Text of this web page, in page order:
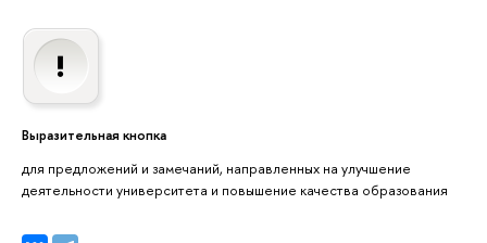
Выразительная кнопка
для предложений и замечаний, направленных на улучшение
деятельности университета и повышение качества образования